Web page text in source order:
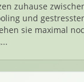
zuhause
und
sie maximal